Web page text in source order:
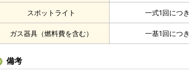
スポットライト 一式1回につき
ガス器具（燃料費を含む） 一基1回につき
備考